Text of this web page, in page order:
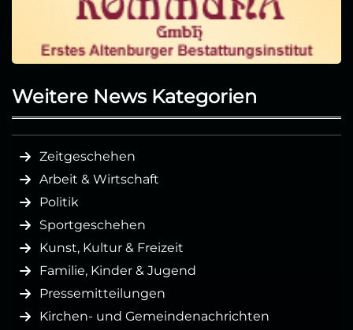
Weitere News Kategorien
Zeitgeschehen
Arbeit & Wirtschaft
Politik
Sportgeschehen
Kunst, Kultur & Freizeit
Familie, Kinder & Jugend
Pressemitteilungen
Kirchen- und Gemeindenachrichten